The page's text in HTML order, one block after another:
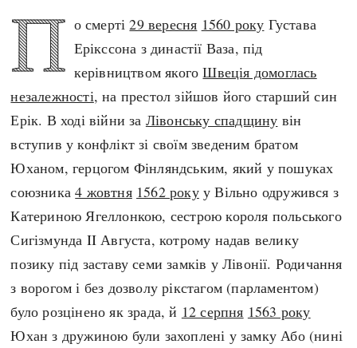
Політика
Релігія
Розваги і дозвілля
Спорт
Чудеса світу
Регіони
Америка
А(нта)рктика
Африка
Європа
Високе Середньовіччя
Пізнє Середньовіччя
Нова історія
Новітня історія
Наш час
Популярні статті
Всі статті
Визначальні події
#Хештеги
П о смерті29 вересня 1560 року Густава
Ерікссона з династії Ваза, під
керівництвом якогоШвеція домоглась
незалежності, на престол зійшов його старший син
Ерік. В ході війни за Лівонську спадщину він
вступив у конфлікт зі своїм зведеним братом
Юханом, герцогом Фінляндським, який у пошуках
союзника4 жовтня 1562 рокуу Вільно одружився з
Катериною Ягеллонкою, сестрою короля польського
Сигізмунда II Августа, котрому надав велику
позику під заставу семи замків у Лівонії. Родичання
з ворогом і без дозволу рікстагом (парламентом)
було розцінено як зрада, й 12 серпня 1563 року
Юхан з дружиною були захоплені у замку Або (нині